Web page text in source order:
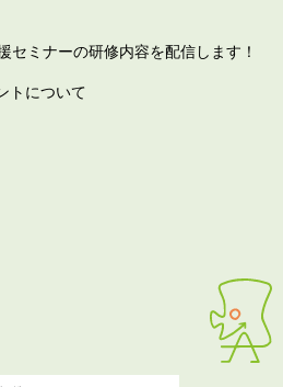
セミナーの研修内容を配信します！
トについて